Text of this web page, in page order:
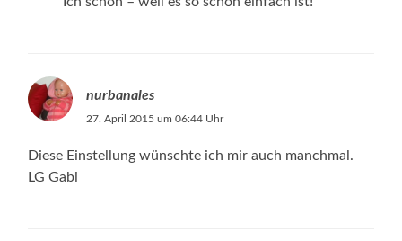
nurbanales
27. April 2015 um 06:44 Uhr
Diese Einstellung wünschte ich mir auch manchmal.
LG Gabi